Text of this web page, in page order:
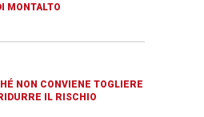
MONTALTO
NON CONVIENE TOGLIERE
IL RISCHIO